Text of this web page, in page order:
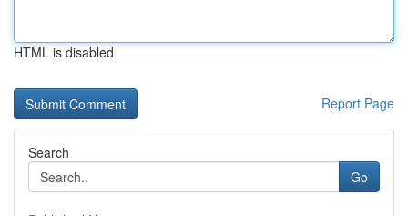
HTML is disabled
Report Page
Search
Go